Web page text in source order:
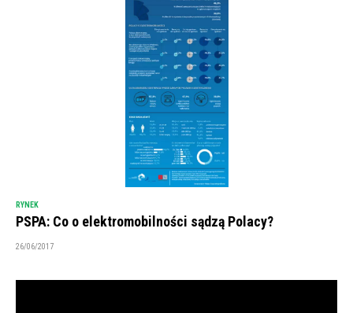
RYNEK
PSPA: Co o elektromobilności sądzą Polacy?
26/06/2017